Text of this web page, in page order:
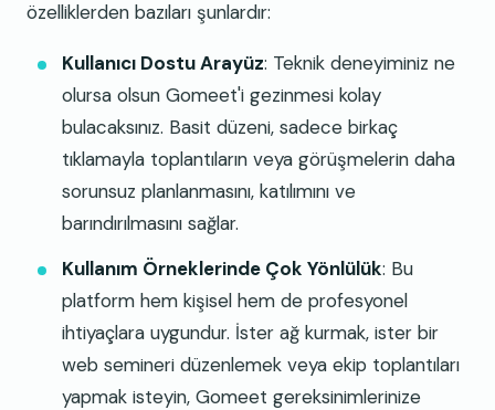
özelliklerden bazıları şunlardır:
Kullanıcı Dostu Arayüz: Teknik deneyiminiz ne
olursa olsun Gomeet'i gezinmesi kolay
bulacaksınız. Basit düzeni, sadece birkaç
tıklamayla toplantıların veya görüşmelerin daha
sorunsuz planlanmasını, katılımını ve
barındırılmasını sağlar.
Kullanım Örneklerinde Çok Yönlülük: Bu
platform hem kişisel hem de profesyonel
ihtiyaçlara uygundur. İster ağ kurmak, ister bir
web semineri düzenlemek veya ekip toplantıları
yapmak isteyin, Gomeet gereksinimlerinize